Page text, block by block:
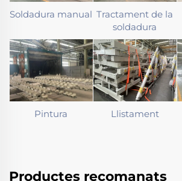
Soldadura manual Tractament de la
soldadura
Pintura Llistament
Productes recomanats